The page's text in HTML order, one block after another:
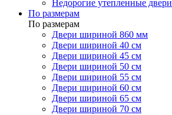
Недорогие утепленные двери
По размерам
По размерам
Двери шириной 860 мм
Двери шириной 40 см
Двери шириной 45 см
Двери шириной 50 см
Двери шириной 55 см
Двери шириной 60 см
Двери шириной 65 см
Двери шириной 70 см